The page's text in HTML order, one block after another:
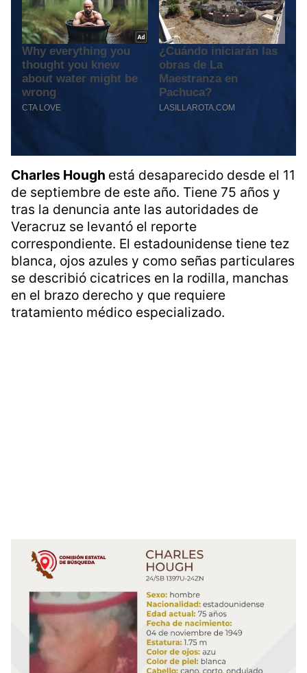
Charles Hough está desaparecido desde el 11
de septiembre de este año. Tiene 75 años y
tras la denuncia ante las autoridades de
Veracruz se levantó el reporte
correspondiente. El estadounidense tiene tez
blanca, ojos azules y como señas particulares
se describió cicatrices en la rodilla, manchas
en el brazo derecho y que requiere
tratamiento médico especializado.